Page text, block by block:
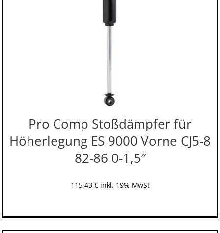
Pro Comp Stoßdämpfer für
Höherlegung ES 9000 Vorne CJ5-8
82-86 0-1,5″
115,43 € inkl. 19% MwSt